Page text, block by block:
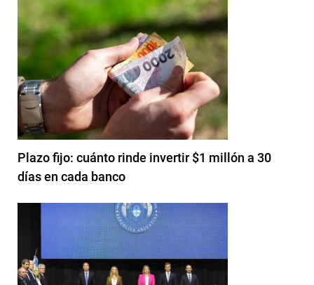
Plazo fijo: cuánto rinde invertir $1 millón a 30
días en cada banco